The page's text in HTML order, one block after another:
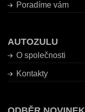
Poradíme vám
AUTOZULU
O společnosti
Kontakty